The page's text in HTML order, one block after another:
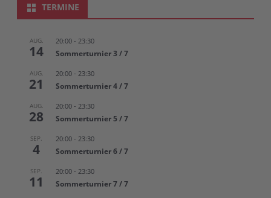
TERMINE
AUG.
14
20:00 - 23:30
Sommerturnier 3 / 7
AUG.
21
20:00 - 23:30
Sommerturnier 4 / 7
AUG.
28
20:00 - 23:30
Sommerturnier 5 / 7
SEP.
4
20:00 - 23:30
Sommerturnier 6 / 7
SEP.
11
20:00 - 23:30
Sommerturnier 7 / 7